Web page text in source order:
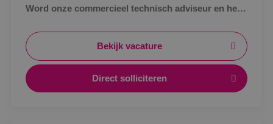
Word onze commercieel technisch adviseur en help
Bekijk vacature
Direct solliciteren